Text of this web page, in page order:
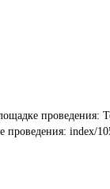
проведения:
проведения: index/